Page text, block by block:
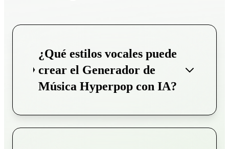
¿Qué estilos vocales puede
crear el Generador de
Música Hyperpop con IA?